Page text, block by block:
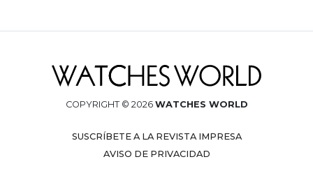
COPYRIGHT © 2026 WATCHES WORLD
SUSCRÍBETE A LA REVISTA IMPRESA
AVISO DE PRIVACIDAD